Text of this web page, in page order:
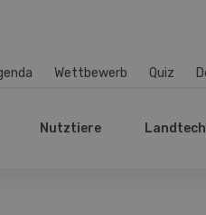
Wettbewerb Quiz
Nutztiere